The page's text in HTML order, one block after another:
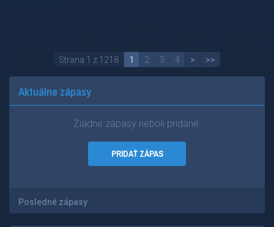
Strana 1 z 1218 1 2 3 4 > >>
Aktuálne zápasy
Žiadne zápasy neboli pridané.
PRIDAŤ ZÁPAS
Posledné zápasy